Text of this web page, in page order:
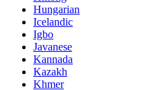
Hungarian
Icelandic
Igbo
Javanese
Kannada
Kazakh
Khmer